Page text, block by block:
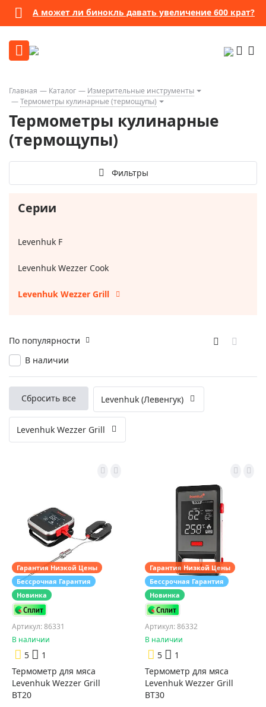
А может ли бинокль давать увеличение 600 крат?
Главная Каталог
Измерительные инструменты
Термометры кулинарные (термощупы)
Термометры кулинарные
(термощупы)
Фильтры
Серии
Levenhuk F
Levenhuk Wezzer Cook
Levenhuk Wezzer Grill
В наличии
По популярности
Сбросить все Levenhuk (Левенгук)
Levenhuk Wezzer Grill
Гарантия Низкой Цены
Бессрочная Гарантия
Новинка
Артикул: 86331
В наличии
5
1
Термометр для мяса
Levenhuk Wezzer Grill
BT20
Гарантия Низкой Цены
Бессрочная Гарантия
Новинка
Артикул: 86332
В наличии
5
1
Термометр для мяса
Levenhuk Wezzer Grill
BT30